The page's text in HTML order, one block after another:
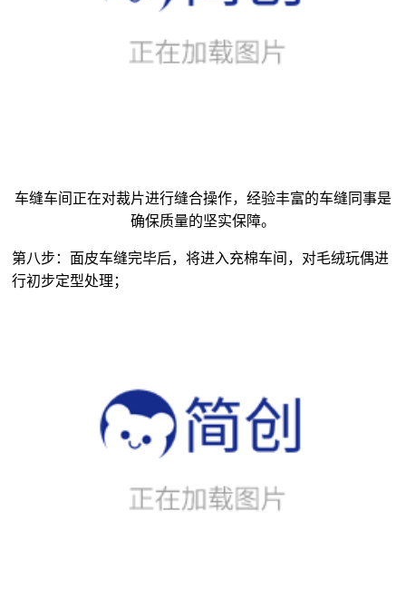
车缝车间正在对裁片进行缝合操作，经验丰富的车缝同事是
确保质量的坚实保障。
第八步：面皮车缝完毕后，将进入充棉车间，对毛绒玩偶进
行初步定型处理；